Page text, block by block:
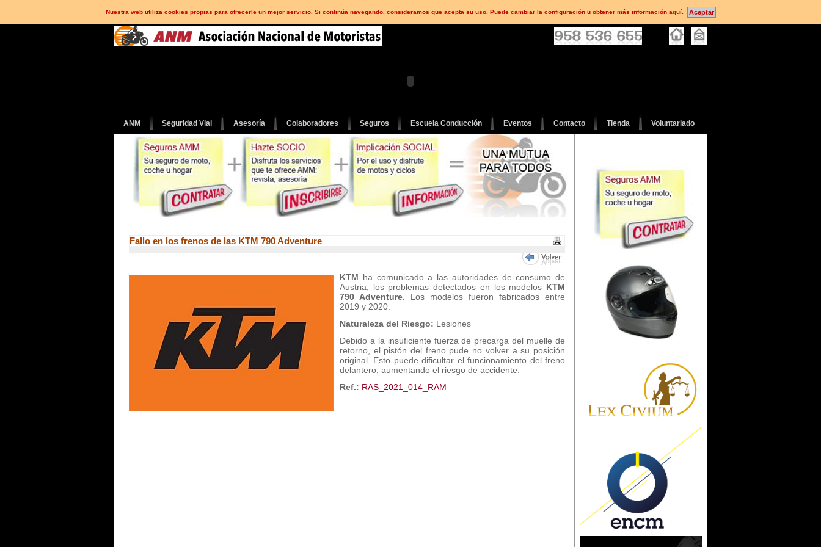
Nuestra web utiliza cookies propias para ofrecerle un mejor servicio. Si continúa navegando, consideramos que acepta su uso. Puede cambiar la configuración u obtener más información aquí.
ANM Seguridad Vial Asesoría Colaboradores Seguros Escuela Conducción Eventos Contacto Tienda Voluntariado
Fallo en los frenos de las KTM 790 Adventure
KTM ha comunicado a las autoridades de consumo de
Austria, los problemas detectados en los modelos KTM
790 Adventure. Los modelos fueron fabricados entre
2019 y 2020.
Naturaleza del Riesgo: Lesiones
Debido a la insuficiente fuerza de precarga del muelle de
retorno, el pistón del freno pude no volver a su posición
original. Esto puede dificultar el funcionamiento del freno
delantero, aumentando el riesgo de accidente.
Ref.: RAS_2021_014_RAM